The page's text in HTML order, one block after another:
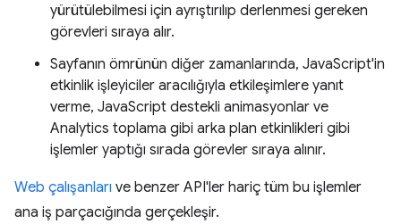
yürütülebilmesi için ayrıştırılıp derlenmesi gereken
görevleri sıraya alır.
Sayfanın ömrünün diğer zamanlarında, JavaScript'in
etkinlik işleyiciler aracılığıyla etkileşimlere yanıt
verme, JavaScript destekli animasyonlar ve
Analytics toplama gibi arka plan etkinlikleri gibi
işlemler yaptığı sırada görevler sıraya alınır.
Web çalışanları ve benzer API'ler hariç tüm bu işlemler
ana iş parçacığında gerçekleşir.